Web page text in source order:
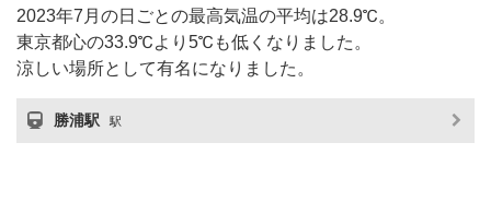
2023年7月の日ごとの最高気温の平均は28.9℃。
東京都心の33.9℃より5℃も低くなりました。
涼しい場所として有名になりました。
勝浦駅 駅